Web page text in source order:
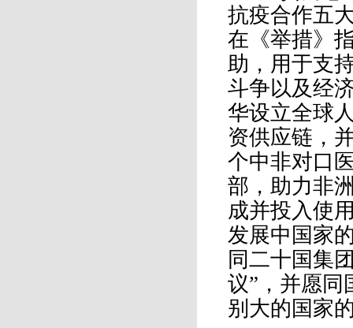
抗疫合作五
在《举措》
助，用于支
斗争以及经
华设立全球
资供应链，
个中非对口
部，助力非
成并投入使
发展中国家
同二十国集
议”，并愿同
别大的国家